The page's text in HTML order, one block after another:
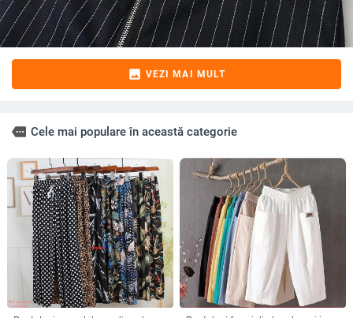
image VEZI MAI MULT
more Cele mai populare în această categorie